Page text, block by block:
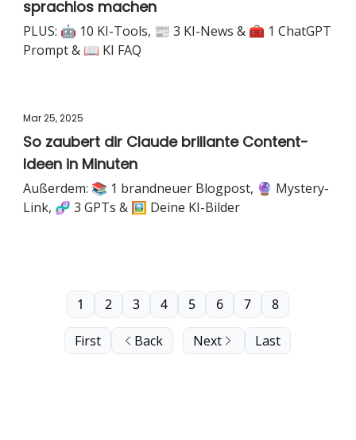
sprachlos machen
PLUS: 🤖 10 KI-Tools, 📰 3 KI-News & 🧰 1 ChatGPT
Prompt & 📖 KI FAQ
Mar 25, 2025
So zaubert dir Claude brillante Content-
Ideen in Minuten
Außerdem: 📚 1 brandneuer Blogpost, 🔮 Mystery-
Link, 🧬 3 GPTs & 🖼️ Deine KI-Bilder
First Back
1 2 3 4 5 6 7 8
Next Last